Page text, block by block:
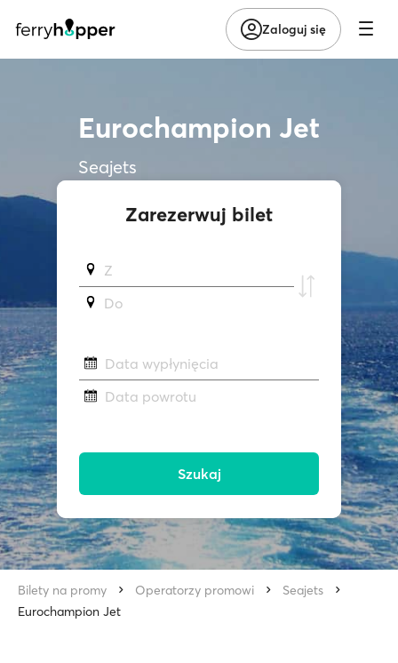
Zaloguj się
Eurochampion Jet
Seajets
Zarezerwuj bilet
Z
Do
Data wypłynięcia
Data powrotu
Szukaj
Bilety na promy Operatorzy promowi
Seajets
Eurochampion Jet